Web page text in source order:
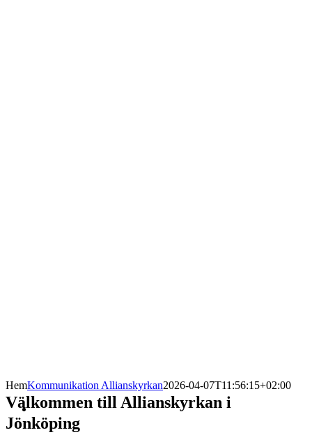
HemKommunikation Allianskyrkan2026-04-07T11:56:15+02:00
Välkommen till Allianskyrkan i
Jönköping